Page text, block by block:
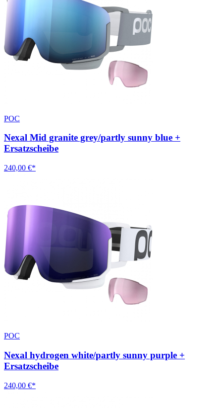
POC
Nexal Mid granite grey/partly sunny blue +
Ersatzscheibe
240,00 €*
POC
Nexal hydrogen white/partly sunny purple +
Ersatzscheibe
240,00 €*